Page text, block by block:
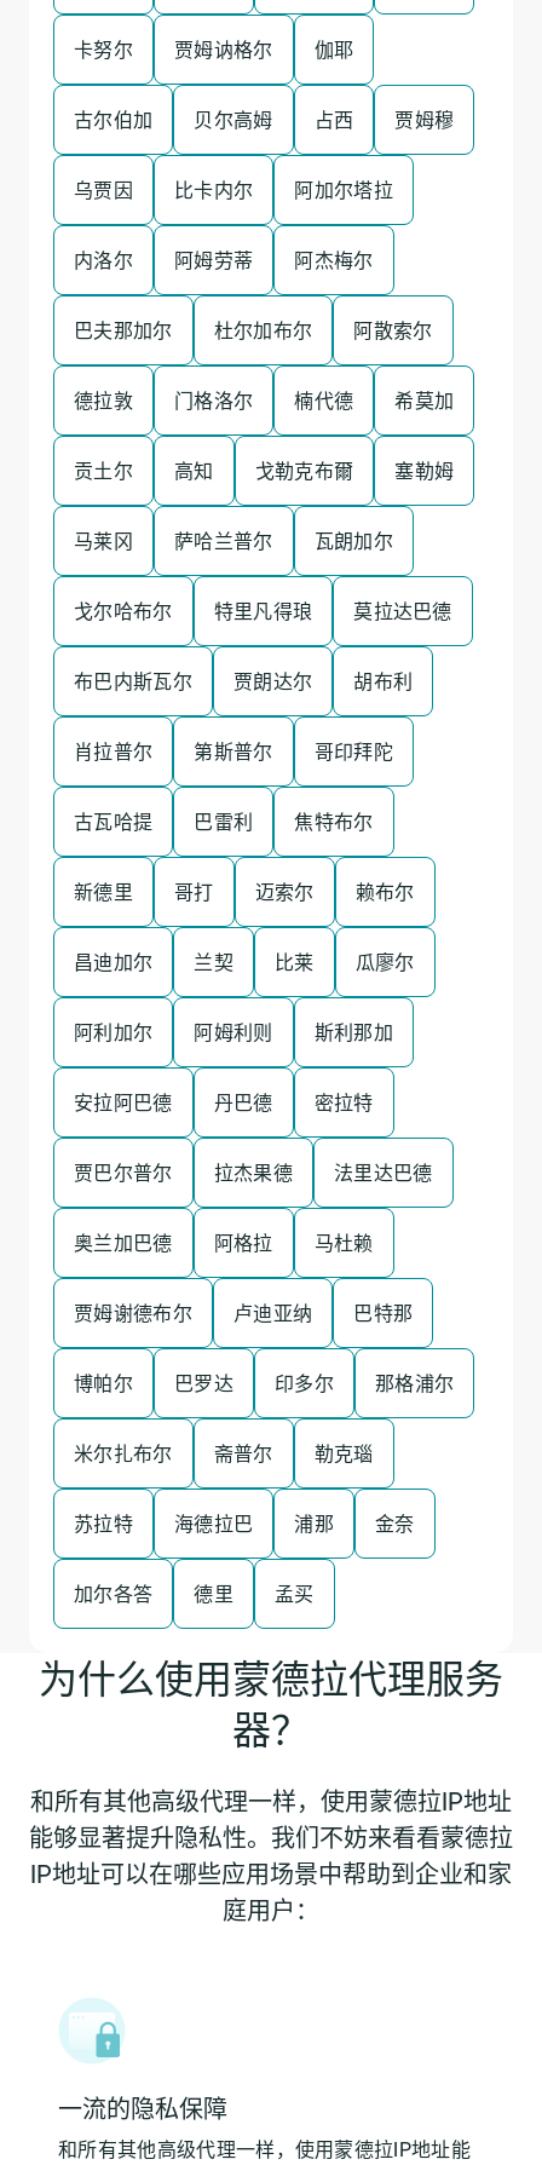
卡努尔 贾姆讷格尔 伽耶
古尔伯加 贝尔高姆 占西 贾姆穆
乌贾因 比卡内尔 阿加尔塔拉
内洛尔 阿姆劳蒂 阿杰梅尔
巴夫那加尔 杜尔加布尔 阿散索尔
德拉敦 门格洛尔 楠代德 希莫加
贡土尔 高知 戈勒克布爾 塞勒姆
马莱冈 萨哈兰普尔 瓦朗加尔
戈尔哈布尔 特里凡得琅 莫拉达巴德
布巴内斯瓦尔 贾朗达尔 胡布利
肖拉普尔 第斯普尔 哥印拜陀
古瓦哈提 巴雷利 焦特布尔
新德里 哥打 迈索尔 赖布尔
昌迪加尔 兰契 比莱 瓜廖尔
阿利加尔 阿姆利则 斯利那加
安拉阿巴德 丹巴德 密拉特
贾巴尔普尔 拉杰果德 法里达巴德
奥兰加巴德 阿格拉 马杜赖
贾姆谢德布尔 卢迪亚纳 巴特那
博帕尔 巴罗达 印多尔 那格浦尔
米尔扎布尔 斋普尔 勒克瑙
苏拉特 海德拉巴 浦那 金奈
加尔各答 德里 孟买
为什么使用蒙德拉代理服务
器？
和所有其他高级代理一样，使用蒙德拉IP地址
能够显著提升隐私性。我们不妨来看看蒙德拉
IP地址可以在哪些应用场景中帮助到企业和家
庭用户：
一流的隐私保障
和所有其他高级代理一样，使用蒙德拉IP地址能